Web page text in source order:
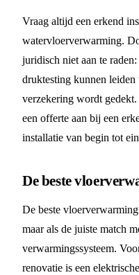
Vraag altijd een erkend
watervloerverwarming.
juridisch niet aan te
druktesting kunnen leiden
verzekering wordt
een offerte aan bij een
installatie van begin tot
De beste
De beste
maar als de juiste match
verwarmingssysteem.
renovatie is een